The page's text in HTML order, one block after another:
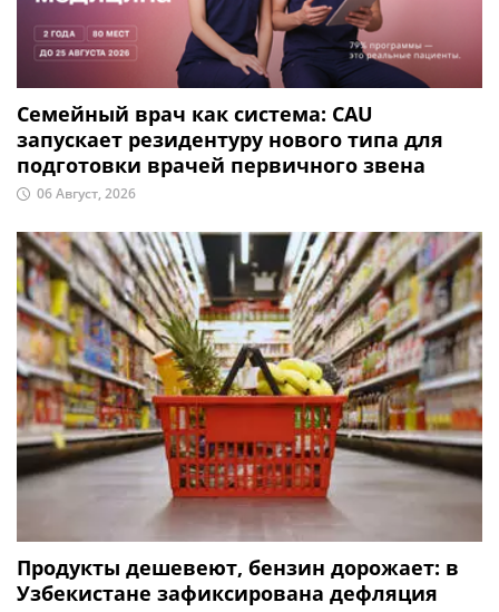
Семейный врач как система: CAU
запускает резидентуру нового типа для
подготовки врачей первичного звена
06 Август, 2026
Продукты дешевеют, бензин дорожает: в
Узбекистане зафиксирована дефляция